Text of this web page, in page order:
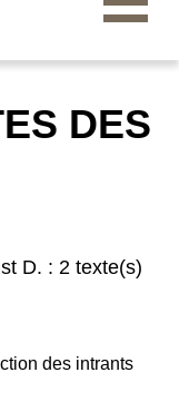
DES
D. : 2 texte(s)
des intrants